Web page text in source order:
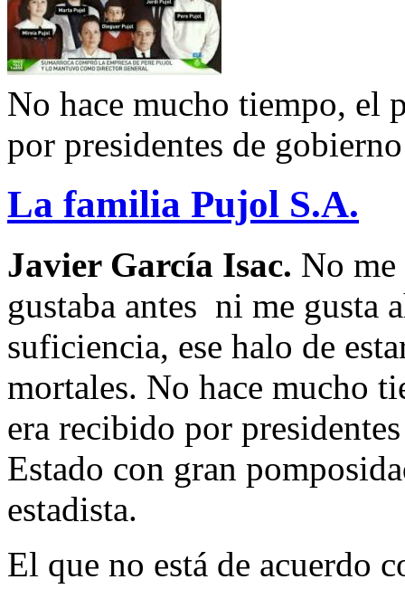
No hace mucho tiempo, el
por presidentes de
La familia Pujol S.A.
Javier García Isac. No
gustaba antes ni me gusta
suficiencia, ese halo de
mortales. No hace mucho
era recibido por
Estado con gran
estadista.
El que no está de acuerdo